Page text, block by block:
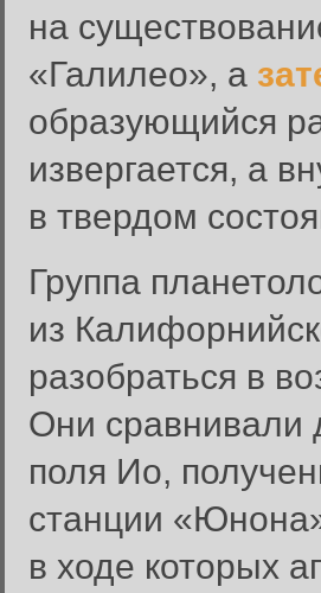
на
«Галилео», а
образующийся
извергается, а
в твердом
Группа
из
разобраться в
Они сравнивали
поля Ио,
станции
в ходе которых